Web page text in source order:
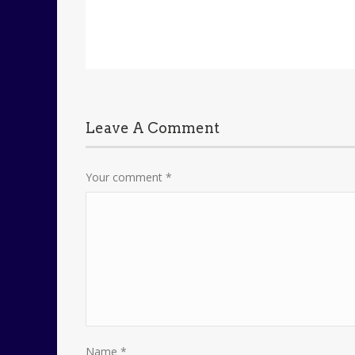
Leave A Comment
Your comment *
Name *